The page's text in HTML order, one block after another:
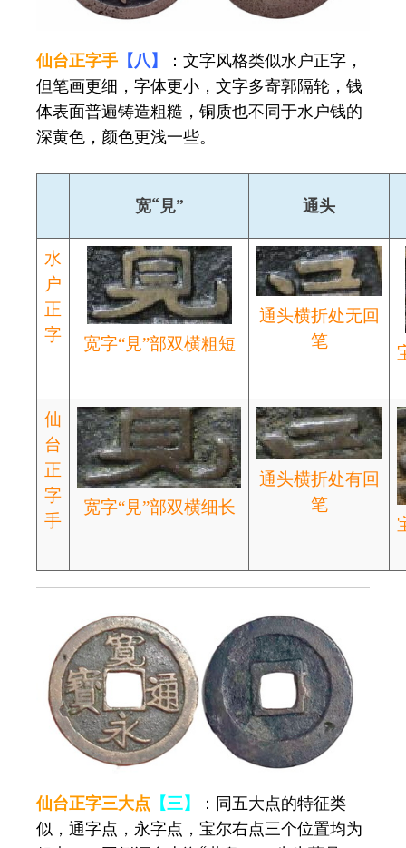
仙台正字手 【八】
：文字风格类似水户正字，
但笔画更细，字体更小，文字多寄郭隔轮，钱
体表面普遍铸造粗糙，铜质也不同于水户钱的
深黄色，颜色更浅一些。
宽“見” 通头
水
户
正
字
宽字“見”部双横粗短
通头横折处无回
笔
仙
台
正
字
手
宽字“見”部双横细长
通头横折处有回
笔
仙台正字三大点 【三】
：同五大点的特征类
似，通字点，永字点，宝尔右点三个位置均为